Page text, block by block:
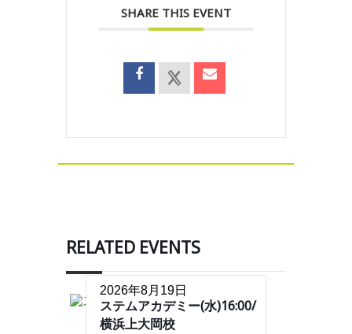
SHARE THIS EVENT
RELATED EVENTS
2026年8月19日
ステムアカデミー(水)16:00/
横浜上大岡校